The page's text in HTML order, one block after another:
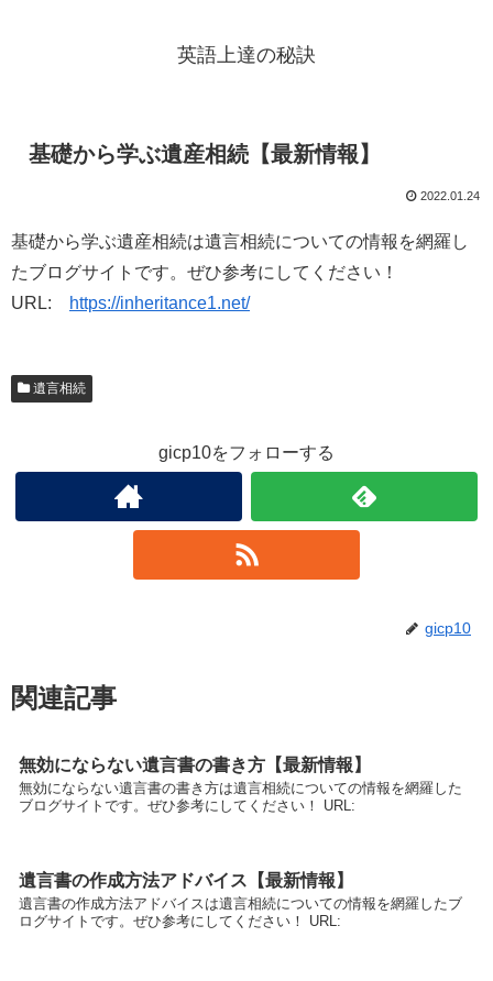
英語上達の秘訣
基礎から学ぶ遺産相続【最新情報】
2022.01.24
基礎から学ぶ遺産相続は遺言相続についての情報を網羅し
たブログサイトです。ぜひ参考にしてください！
URL:
https://inheritance1.net/
遺言相続
gicp10をフォローする
gicp10
関連記事
無効にならない遺言書の書き方【最新情報】
無効にならない遺言書の書き方は遺言相続についての情報を網羅した
ブログサイトです。ぜひ参考にしてください！ URL:
遺言書の作成方法アドバイス【最新情報】
遺言書の作成方法アドバイスは遺言相続についての情報を網羅したブ
ログサイトです。ぜひ参考にしてください！ URL: